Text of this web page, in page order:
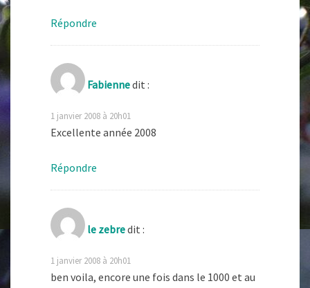
Répondre
Fabiennedit :
1 janvier 2008 à 20h01
Excellente année 2008
Répondre
le zebredit :
1 janvier 2008 à 20h01
ben voila, encore une fois dans le 1000 et au